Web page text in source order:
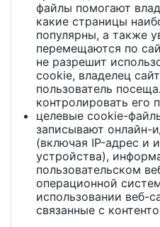
файлы помогают
какие страницы
популярны, а также
перемещаются по
не разрешит
cookie, владелец
пользователь
контролировать его
целевые cookie-
записывают онлайн-
(включая IP-адрес и
устройства),
пользовательском
операционной
использовании веб-
связанные с